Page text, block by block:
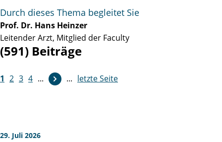
Durch dieses Thema begleitet Sie
Prof. Dr. Hans Heinzer
Leitender Arzt, Mitglied der Faculty
(591) Beiträge
1 2 3 4 ... ... letzte Seite
29. Juli 2026